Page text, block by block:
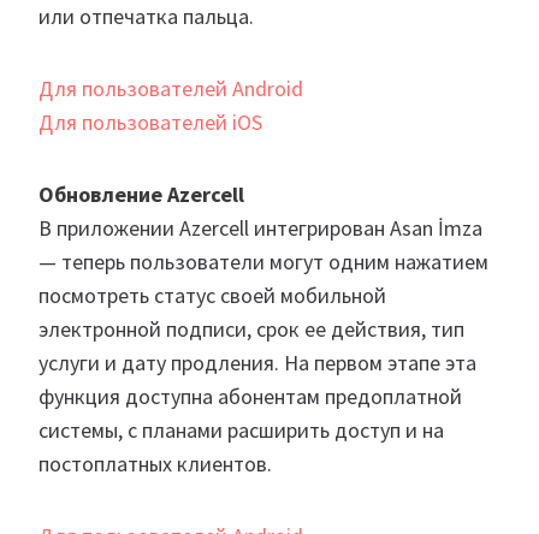
или отпечатка пальца.
Для пользователей Android
Для пользователей iOS
Обновление Azercell
В приложении Azercell интегрирован Asan İmza
— теперь пользователи могут одним нажатием
посмотреть статус своей мобильной
электронной подписи, срок ее действия, тип
услуги и дату продления. На первом этапе эта
функция доступна абонентам предоплатной
системы, с планами расширить доступ и на
постоплатных клиентов.